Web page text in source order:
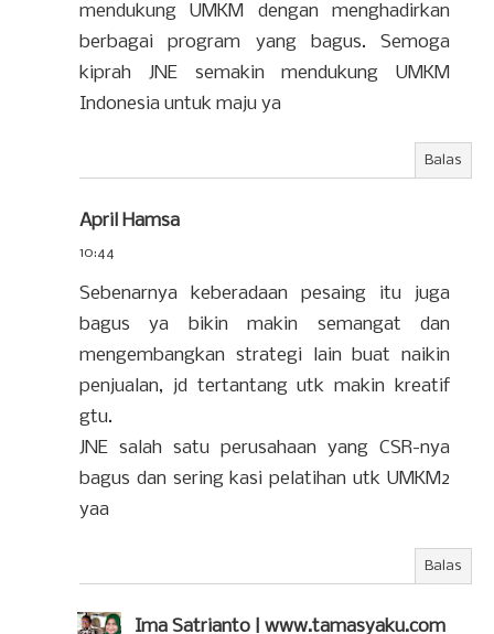
mendukung UMKM dengan menghadirkan
berbagai program yang bagus. Semoga
kiprah JNE semakin mendukung UMKM
Indonesia untuk maju ya
Balas
April Hamsa
10:44
Sebenarnya keberadaan pesaing itu juga
bagus ya bikin makin semangat dan
mengembangkan strategi lain buat naikin
penjualan, jd tertantang utk makin kreatif
gtu.
JNE salah satu perusahaan yang CSR-nya
bagus dan sering kasi pelatihan utk UMKM2
yaa
Balas
Ima Satrianto | www.tamasyaku.com